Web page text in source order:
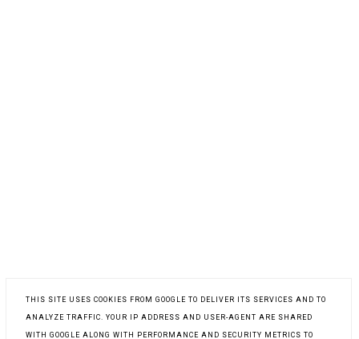
THIS SITE USES COOKIES FROM GOOGLE TO DELIVER ITS SERVICES AND TO
ANALYZE TRAFFIC. YOUR IP ADDRESS AND USER-AGENT ARE SHARED
WITH GOOGLE ALONG WITH PERFORMANCE AND SECURITY METRICS TO